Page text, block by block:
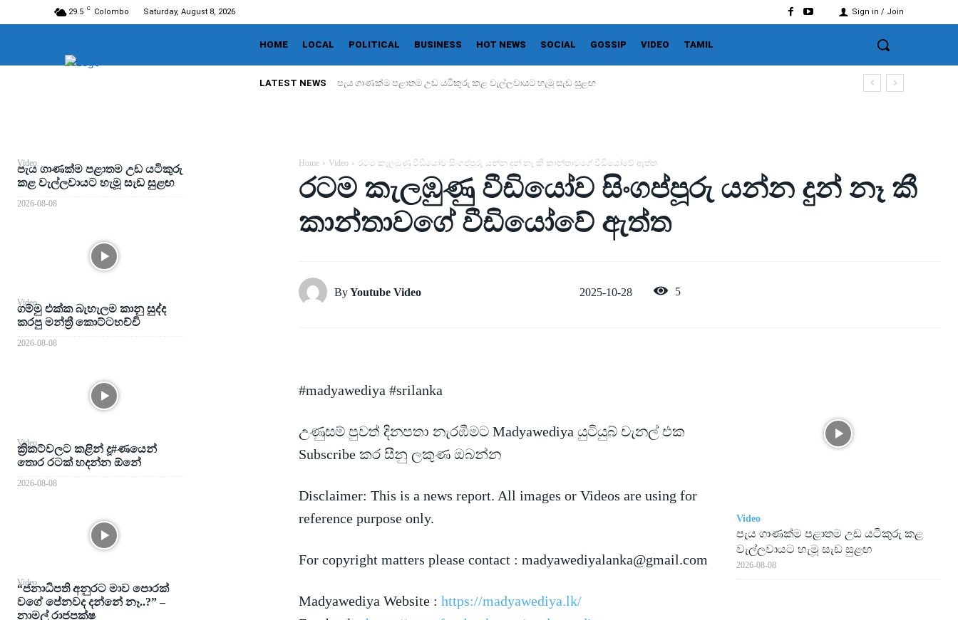
29.5 C Colombo Saturday, August 8, 2026 Sign in / Join
HOME LOCAL POLITICAL BUSINESS HOT NEWS SOCIAL GOSSIP VIDEO TAMIL
LATEST NEWS පැය ගාණක්ම පළාතම උඩ යටිකුරු කළ වැල්ලවායට හැමූ සැඩ සුළඟ
Video
පැය ගාණක්ම පළාතම උඩ යටිකුරු
කළ වැල්ලවායට හැමූ සැඩ සුළඟ
2026-08-08
Video
ගම්මු එක්ක බැහැලම කානු සුද්ද
කරපු මන්ත්‍රී කොට්ටහච්චි
2026-08-08
Video
ක්‍රිකට්වලට කළින් දූ#ණයෙන්
තොර රටක් හදන්න ඕනේ
2026-08-08
Video
“ජනාධිපති අනුරට මාව පොරක්
වගේ පේනවද දන්නේ නෑ..?” –
නාමල් රාජපක්ෂ
Home Video රටම කැලඹුණු වීඩියෝව සිංගප්පූරු යන්න දුන් නෑ කී කාන්තාවගේ වීඩියෝවේ ඇත්ත
රටම කැලඹුණු වීඩියෝව සිංගප්පූරු යන්න දුන් නෑ කී
කාන්තාවගේ වීඩියෝවේ ඇත්ත
ByYoutube Video 2025-10-28 5
#madyawediya #srilanka
උණුසම් පුවත් දිනපතා නැරඹීමට Madyawediya යුටියුබ් චැනල් එක
Subscribe කර සීනු ලකුණ ඔබන්න
Disclaimer: This is a news report. All images or Videos are using for
reference purpose only.
For copyright matters please contact : madyawediyalanka@gmail.com
Madyawediya Website : https://madyawediya.lk/
Video
පැය ගාණක්ම පළාතම උඩ යටිකුරු කළ
වැල්ලවායට හැමූ සැඩ සුළඟ
2026-08-08